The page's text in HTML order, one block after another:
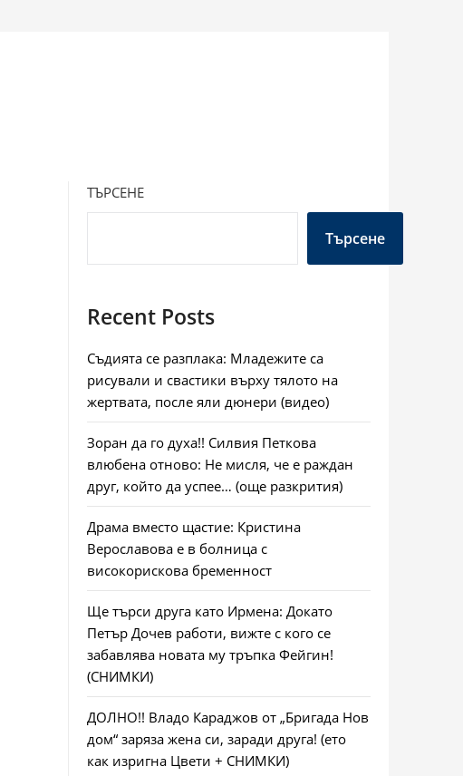
ТЪРСЕНЕ
Търсене
Recent Posts
Съдията се разплака: Младежите са
рисували и свастики върху тялото на
жертвата, после яли дюнери (видео)
Зоран да го духа!! Силвия Петкова
влюбена отново: Не мисля, че е раждан
друг, който да успее… (още разкрития)
Драма вместо щастие: Кристина
Верославова е в болница с
високорискова бременност
Ще търси друга като Ирмена: Докато
Петър Дочев работи, вижте с кого се
забавлява новата му тръпка Фейгин!
(СНИМКИ)
ДОЛНО!! Владо Караджов от „Бригада Нов
дом“ заряза жена си, заради друга! (ето
как изригна Цвети + СНИМКИ)